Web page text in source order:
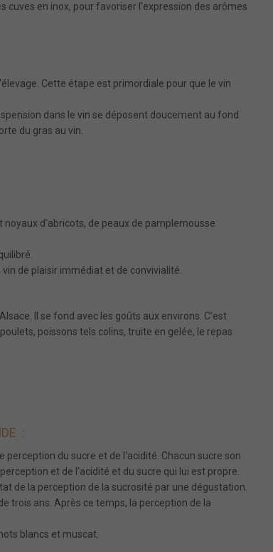
cuves en inox, pour favoriser l’expression des arômes
Cette étape est primordiale pour que le vin
dans le vin se déposent doucement au fond
du gras au vin.
d'abricots, de peaux de pamplemousse
de plaisir immédiat et de convivialité.
Il se fond avec les goûts aux environs. C’est
poissons tels colins, truite en gelée, le repas
:
du sucre et de l'acidité. Chacun sucre son
et de l'acidité et du sucre qui lui est propre.
de la perception de la sucrosité par une dégustation.
trois ans. Après ce temps, la perception de la
blancs et muscat.